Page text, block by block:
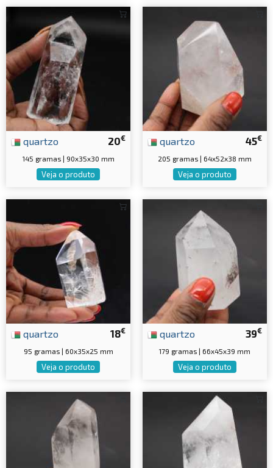
20€
quartzo
145 gramas | 90x35x30 mm
Veja o produto
45€
quartzo
205 gramas | 64x52x38 mm
Veja o produto
18€
quartzo
95 gramas | 60x35x25 mm
Veja o produto
39€
quartzo
179 gramas | 66x45x39 mm
Veja o produto